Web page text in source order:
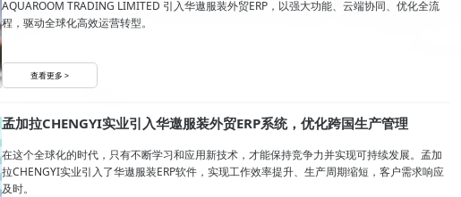
AQUAROOM TRADING LIMITED 引入华遨服装外贸ERP，以强大功能、云端协同、优化全流
程，驱动全球化高效运营转型。
查看更多 >
孟加拉CHENGYI实业引入华遨服装外贸ERP系统，优化跨国生产管理
在这个全球化的时代，只有不断学习和应用新技术，才能保持竞争力并实现可持续发展。孟加
拉CHENGYI实业引入了华遨服装ERP软件，实现工作效率提升、生产周期缩短，客户需求响应
及时。